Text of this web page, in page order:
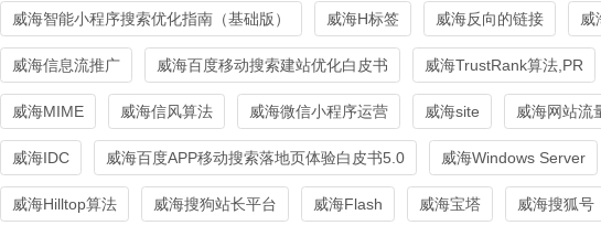
威海智能小程序搜索优化指南（基础版） 威海H标签 威海反向的链接 威
威海信息流推广 威海百度移动搜索建站优化白皮书 威海TrustRank算法,PR
威海MIME 威海信风算法 威海微信小程序运营 威海site 威海网站流
威海IDC 威海百度APP移动搜索落地页体验白皮书5.0 威海Windows Server
威海Hilltop算法 威海搜狗站长平台 威海Flash 威海宝塔 威海搜狐号